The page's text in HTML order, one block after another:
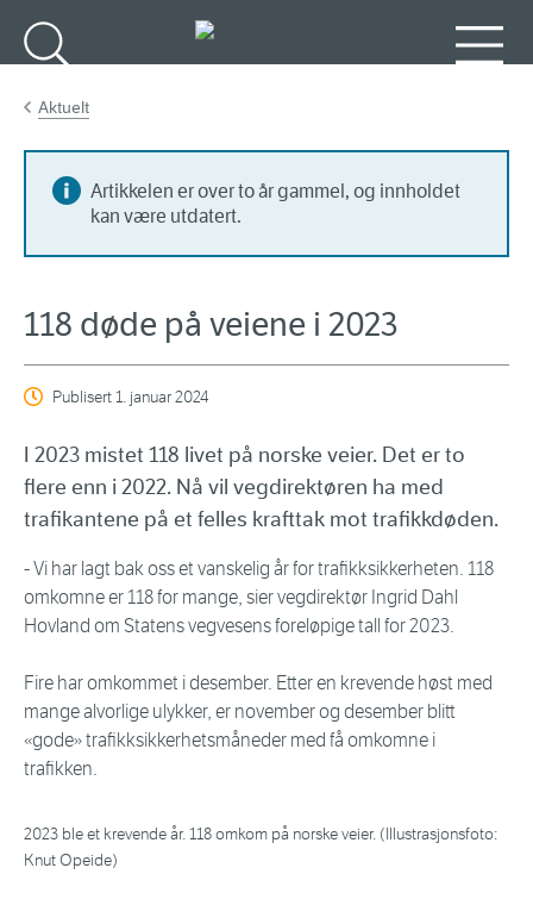
Aktuelt
Artikkelen er over to år gammel, og innholdet
kan være utdatert.
118 døde på veiene i 2023
Publisert1. januar 2024
I 2023 mistet 118 livet på norske veier. Det er to
flere enn i 2022. Nå vil vegdirektøren ha med
trafikantene på et felles krafttak mot trafikkdøden.
- Vi har lagt bak oss et vanskelig år for trafikksikkerheten. 118
omkomne er 118 for mange, sier vegdirektør Ingrid Dahl
Hovland om Statens vegvesens foreløpige tall for 2023.
Fire har omkommet i desember. Etter en krevende høst med
mange alvorlige ulykker, er november og desember blitt
«gode» trafikksikkerhetsmåneder med få omkomne i
trafikken.
2023 ble et krevende år. 118 omkom på norske veier. (Illustrasjonsfoto:
Knut Opeide)